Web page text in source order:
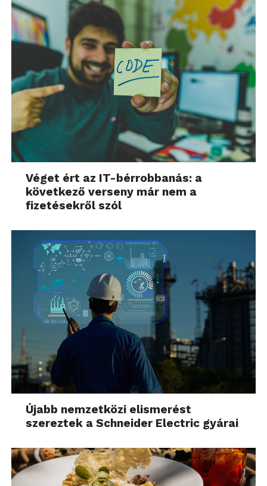
Véget ért az IT-bérrobbanás: a
következő verseny már nem a
fizetésekről szól
Újabb nemzetközi elismerést
szereztek a Schneider Electric gyárai